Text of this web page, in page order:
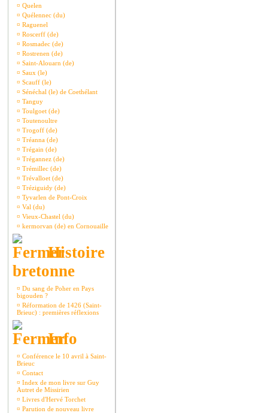
¤ Quelen
¤ Quélennec (du)
¤ Raguenel
¤ Roscerff (de)
¤ Rosmadec (de)
¤ Rostrenen (de)
¤ Saint-Alouarn (de)
¤ Saux (le)
¤ Scauff (le)
¤ Sénéchal (le) de Coethélant
¤ Tanguy
¤ Toulgoet (de)
¤ Toutenoultre
¤ Trogoff (de)
¤ Tréanna (de)
¤ Trégain (de)
¤ Trégannez (de)
¤ Trémillec (de)
¤ Trévalloet (de)
¤ Tréziguidy (de)
¤ Tyvarlen de Pont-Croix
¤ Val (du)
¤ Vieux-Chastel (du)
¤ kermorvan (de) en Cornouaille
Histoire
bretonne
¤ Du sang de Poher en Pays
bigouden ?
¤ Réformation de 1426 (Saint-
Brieuc) : premières réflexions
Info
¤ Conférence le 10 avril à Saint-
Brieuc
¤ Contact
¤ Index de mon livre sur Guy
Autret de Missirien
¤ Livres d'Hervé Torchet
¤ Parution de nouveau livre